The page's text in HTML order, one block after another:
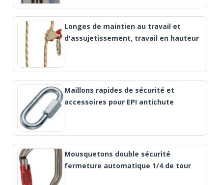
Longes de maintien au travail et
d'assujetissement, travail en hauteur
Maillons rapides de sécurité et
accessoires pour EPI antichute
Mousquetons double sécurité
fermeture automatique 1/4 de tour